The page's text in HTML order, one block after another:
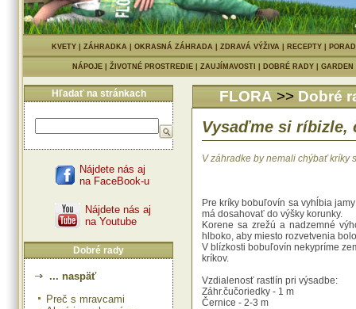
KVETY| ZÁHRADKA| OKRASNÁ ZÁHRADA| ZDRAVÁ VÝŽIVA| RECEPTY|
NÁPOJE ŽIVOTNÉ PROSTREDIE ZAUJÍMAVOSTI DOBRÉ RADY
Hľadať na stránkach
Nájdete nás aj
na FaceBook-u
Nájdete nás aj
na Youtube
Dobré rady
... naspäť
Preč s mravcami
FLORA >> Dobré
Vysaďme si ríbizle,
V záhradke by nemali chýbať kríky
Pre kríky bobuľovín sa vyhĺbia
má dosahovať do výšky korunky.
Korene sa zrežú a nadzemné
hlboko, aby miesto rozvetvenia
V blízkosti bobuľovín nekypríme
kríkov.
Vzdialenosť rastlín pri výsadbe:
Záhr.čučoriedky - 1 m
Černice - 2-3 m